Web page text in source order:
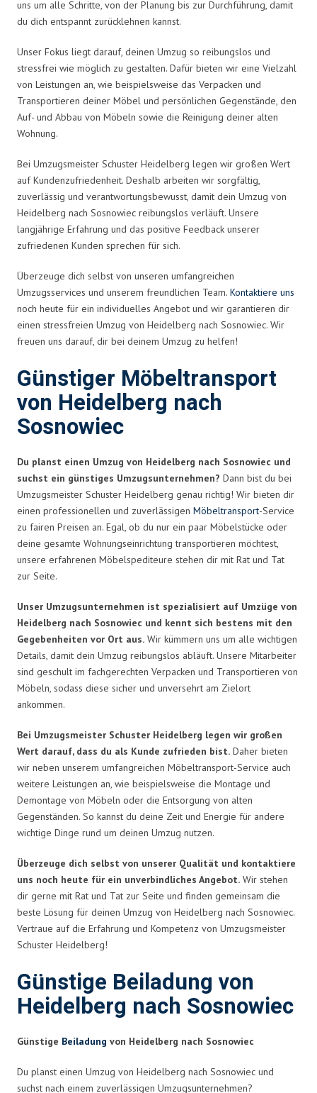
uns um alle Schritte, von der Planung bis zur Durchführung, damit
du dich entspannt zurücklehnen kannst.
Unser Fokus liegt darauf, deinen Umzug so reibungslos und
stressfrei wie möglich zu gestalten. Dafür bieten wir eine Vielzahl
von Leistungen an, wie beispielsweise das Verpacken und
Transportieren deiner Möbel und persönlichen Gegenstände, den
Auf- und Abbau von Möbeln sowie die Reinigung deiner alten
Wohnung.
Bei Umzugsmeister Schuster Heidelberg legen wir großen Wert
auf Kundenzufriedenheit. Deshalb arbeiten wir sorgfältig,
zuverlässig und verantwortungsbewusst, damit dein Umzug von
Heidelberg nach Sosnowiec reibungslos verläuft. Unsere
langjährige Erfahrung und das positive Feedback unserer
zufriedenen Kunden sprechen für sich.
Überzeuge dich selbst von unseren umfangreichen
Umzugsservices und unserem freundlichen Team. Kontaktiere uns
noch heute für ein individuelles Angebot und wir garantieren dir
einen stressfreien Umzug von Heidelberg nach Sosnowiec. Wir
freuen uns darauf, dir bei deinem Umzug zu helfen!
Günstiger Möbeltransport
von Heidelberg nach
Sosnowiec
Du planst einen Umzug von Heidelberg nach Sosnowiec und
suchst ein günstiges Umzugsunternehmen? Dann bist du bei
Umzugsmeister Schuster Heidelberg genau richtig! Wir bieten dir
einen professionellen und zuverlässigen Möbeltransport-Service
zu fairen Preisen an. Egal, ob du nur ein paar Möbelstücke oder
deine gesamte Wohnungseinrichtung transportieren möchtest,
unsere erfahrenen Möbelspediteure stehen dir mit Rat und Tat
zur Seite.
Unser Umzugsunternehmen ist spezialisiert auf Umzüge von
Heidelberg nach Sosnowiec und kennt sich bestens mit den
Gegebenheiten vor Ort aus. Wir kümmern uns um alle wichtigen
Details, damit dein Umzug reibungslos abläuft. Unsere Mitarbeiter
sind geschult im fachgerechten Verpacken und Transportieren von
Möbeln, sodass diese sicher und unversehrt am Zielort
ankommen.
Bei Umzugsmeister Schuster Heidelberg legen wir großen
Wert darauf, dass du als Kunde zufrieden bist. Daher bieten
wir neben unserem umfangreichen Möbeltransport-Service auch
weitere Leistungen an, wie beispielsweise die Montage und
Demontage von Möbeln oder die Entsorgung von alten
Gegenständen. So kannst du deine Zeit und Energie für andere
wichtige Dinge rund um deinen Umzug nutzen.
Überzeuge dich selbst von unserer Qualität und kontaktiere
uns noch heute für ein unverbindliches Angebot. Wir stehen
dir gerne mit Rat und Tat zur Seite und finden gemeinsam die
beste Lösung für deinen Umzug von Heidelberg nach Sosnowiec.
Vertraue auf die Erfahrung und Kompetenz von Umzugsmeister
Schuster Heidelberg!
Günstige Beiladung von
Heidelberg nach Sosnowiec
Günstige Beiladung von Heidelberg nach Sosnowiec
Du planst einen Umzug von Heidelberg nach Sosnowiec und
suchst nach einem zuverlässigen Umzugsunternehmen?